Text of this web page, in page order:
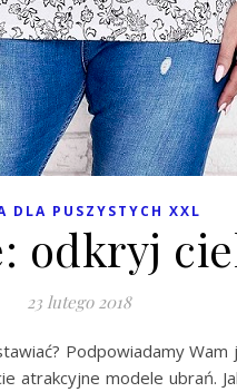
DLA PUSZYSTYCH XXL
odkryj
23 lutego 2018
Podpowiadamy
atrakcyjne modele ubrań.